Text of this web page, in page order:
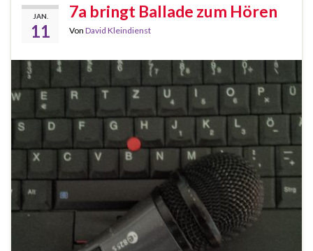
JAN.
11
7a bringt Ballade zum Hören
Von David Kleindienst